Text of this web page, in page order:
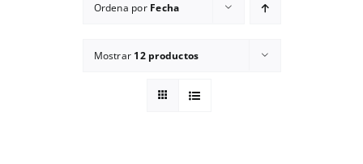
Ordena por Fecha
Mostrar 12 productos